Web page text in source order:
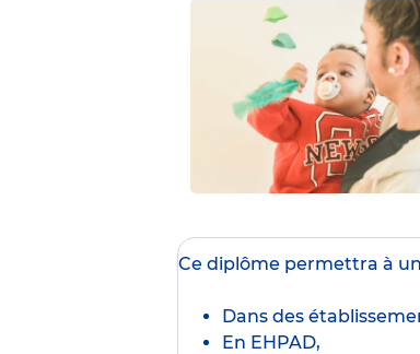
Ce diplôme permettra à
Dans des
En EHPAD,